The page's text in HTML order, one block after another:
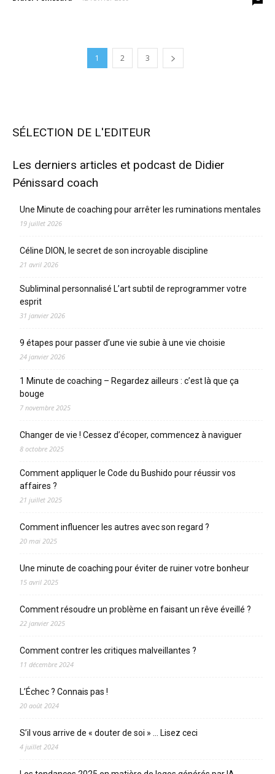
1 2 3
SÉLECTION DE L'EDITEUR
Les derniers articles et podcast de Didier
Pénissard coach
Une Minute de coaching pour arrêter les ruminations mentales
19 juillet 2026
Céline DION, le secret de son incroyable discipline
21 avril 2026
Subliminal personnalisé L’art subtil de reprogrammer votre
esprit
31 janvier 2026
9 étapes pour passer d’une vie subie à une vie choisie
24 janvier 2026
1 Minute de coaching – Regardez ailleurs : c’est là que ça
bouge
7 novembre 2025
Changer de vie ! Cessez d’écoper, commencez à naviguer
8 octobre 2025
Comment appliquer le Code du Bushido pour réussir vos
affaires ?
21 juillet 2025
Comment influencer les autres avec son regard ?
20 mai 2025
Une minute de coaching pour éviter de ruiner votre bonheur
15 avril 2025
Comment résoudre un problème en faisant un rêve éveillé ?
22 janvier 2025
Comment contrer les critiques malveillantes ?
11 décembre 2024
L’Échec ? Connais pas !
20 août 2024
S’il vous arrive de « douter de soi » … Lisez ceci
4 juillet 2024